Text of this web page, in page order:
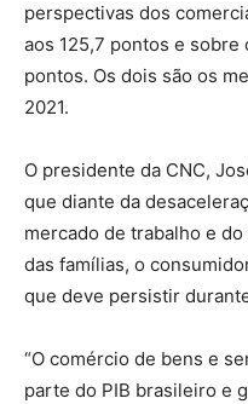
perspectivas dos
aos 125,7 pontos e
pontos. Os dois são os
2021.
O presidente da CNC,
que diante da
mercado de trabalho e
das famílias, o
que deve persistir
“O comércio de bens e
parte do PIB brasileiro e